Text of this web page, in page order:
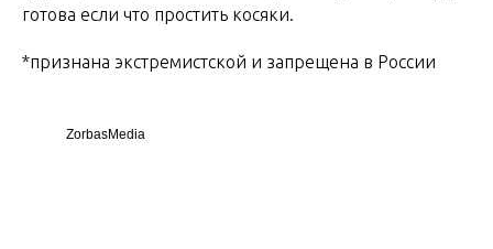
готова если что простить косяки.
*признана экстремистской и запрещена в России
ZorbasMedia